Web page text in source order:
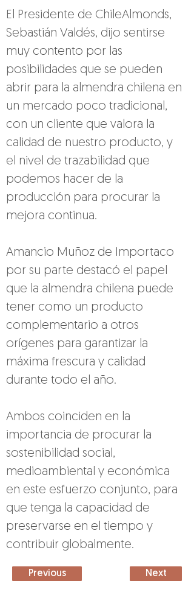
El Presidente de ChileAlmonds,
Sebastián Valdés, dijo sentirse
muy contento por las
posibilidades que se pueden
abrir para la almendra chilena en
un mercado poco tradicional,
con un cliente que valora la
calidad de nuestro producto, y
el nivel de trazabilidad que
podemos hacer de la
producción para procurar la
mejora continua.
Amancio Muñoz de Importaco
por su parte destacó el papel
que la almendra chilena puede
tener como un producto
complementario a otros
orígenes para garantizar la
máxima frescura y calidad
durante todo el año.
Ambos coinciden en la
importancia de procurar la
sostenibilidad social,
medioambiental y económica
en este esfuerzo conjunto, para
que tenga la capacidad de
preservarse en el tiempo y
contribuir globalmente.
Previous Next